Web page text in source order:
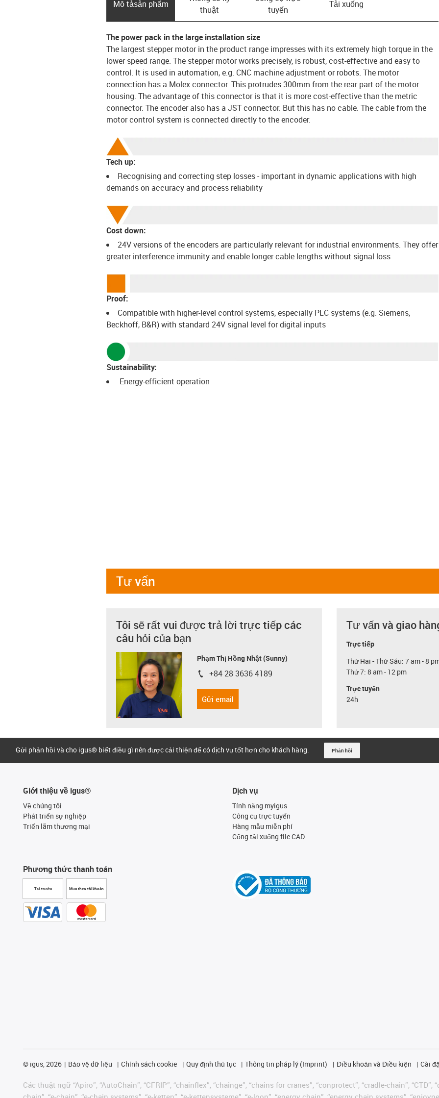
Mô tả­sản phẩm
thuật
tuyến
Tải xuống
The power pack in the large installation size
The largest stepper motor in the product range impresses with its extremely high torque in the
lower speed range. The stepper motor works precisely, is robust, cost-effective and easy to
control. It is used in automation, e.g. CNC machine adjustment or robots. The motor
connection has a Molex connector. This protrudes 300mm from the rear part of the motor
housing. The advantage of this connector is that it is more cost-effective than the metric
connector. The encoder also has a JST connector. But this has no cable. The cable from the
motor control system is connected directly to the encoder.
Tech up:
Recognising and correcting step losses - important in dynamic applications with high
demands on accuracy and process reliability
Cost down:
24V versions of the encoders are particularly relevant for industrial environments. They offer
greater interference immunity and enable longer cable lengths without signal loss
Proof:
Compatible with higher-level control systems, especially PLC systems (e.g. Siemens,
Beckhoff, B&R) with standard 24V signal level for digital inputs
Sustainability:
Energy-efficient operation
Tư vấn
Tôi sẽ rất vui được trả lời trực tiếp các
câu hỏi của bạn
Phạm Thị Hồng Nhật (Sunny)
igus-icon-phone
+84 28 3636 4189
Gửi email
Tư vấn và giao
Trực tiếp
Thứ Hai - Thứ Sáu: 7 am - 8
Thứ 7: 8 am - 12 pm
Trực tuyến
24h
Gửi phản hồi và cho igus® biết điều gì nên được cải thiện để có dịch vụ tốt hơn cho khách hàng. Phản hồi
Giới thiệu về igus®
Về chúng tôi
Phát triển sự nghiệp
Triển lãm thương mại
Phương thức thanh toán
Trả trước Mua theo tài khoản
Dịch vụ
Tính năng myigus
Công cụ trực tuyến
Hàng mẫu miễn phí
Cổng tải xuống file CAD
© igus, 2026 Bảo vệ dữ liệu Chính sách cookie Quy định thủ tục Thông tin pháp lý (Imprint) Điều khoản và Điều kiện Cài
Các thuật ngữ “Apiro”, “AutoChain”, “CFRIP”, “chainflex”, “chainge”, “chains for cranes”, “conprotect”, “cradle-chain”, “CTD”,